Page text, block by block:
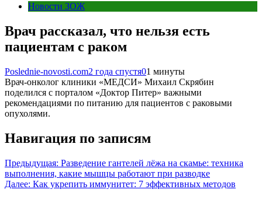
Новости ЗОЖ
Врач рассказал, что нельзя есть
пациентам с раком
Poslednie-novosti.com2 года спустя01 минуты
Врач-онколог клиники «МЕДСИ» Михаил Скрябин
поделился с порталом «Доктор Питер» важными
рекомендациями по питанию для пациентов с раковыми
опухолями.
Навигация по записям
Предыдущая: Разведение гантелей лёжа на скамье: техника
выполнения, какие мышцы работают при разводке
Далее: Как укрепить иммунитет: 7 эффективных методов